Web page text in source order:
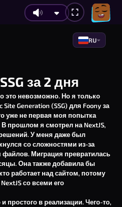
RU
за 2 дня
это невозможно. Но я только
Generation (SSG) для Foony за
уже не первая моя попытка
В прошлом я смотрел на NextJS,
У меня даже был
со сложностями из-за
файлов. Миграция превратилась
Она также добавила бы
работает над сайтом, потому
со всеми его
простого в реализации. Чего-то,